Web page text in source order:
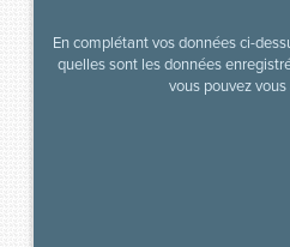
En complétant vos données ci-
quelles sont les données
vous pouvez